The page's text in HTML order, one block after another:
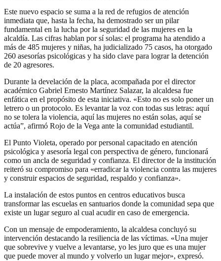
Este nuevo espacio se suma a la red de refugios de atención
inmediata que, hasta la fecha, ha demostrado ser un pilar
fundamental en la lucha por la seguridad de las mujeres en la
alcaldía. Las cifras hablan por sí solas: el programa ha atendido a
más de 485 mujeres y niñas, ha judicializado 75 casos, ha otorgado
260 asesorías psicológicas y ha sido clave para lograr la detención
de 20 agresores.
Durante la develación de la placa, acompañada por el director
académico Gabriel Ernesto Martínez Salazar, la alcaldesa fue
enfática en el propósito de esta iniciativa. «Esto no es solo poner un
letrero o un protocolo. Es levantar la voz con todas sus letras: aquí
no se tolera la violencia, aquí las mujeres no están solas, aquí se
actúa”, afirmó Rojo de la Vega ante la comunidad estudiantil.
El Punto Violeta, operado por personal capacitado en atención
psicológica y asesoría legal con perspectiva de género, funcionará
como un ancla de seguridad y confianza. El director de la institución
reiteró su compromiso para «erradicar la violencia contra las mujeres
y construir espacios de seguridad, respaldo y confianza».
La instalación de estos puntos en centros educativos busca
transformar las escuelas en santuarios donde la comunidad sepa que
existe un lugar seguro al cual acudir en caso de emergencia.
Con un mensaje de empoderamiento, la alcaldesa concluyó su
intervención destacando la resiliencia de las víctimas. «Una mujer
que sobrevive y vuelve a levantarse, yo les juro que es una mujer
que puede mover al mundo y volverlo un lugar mejor», expresó.